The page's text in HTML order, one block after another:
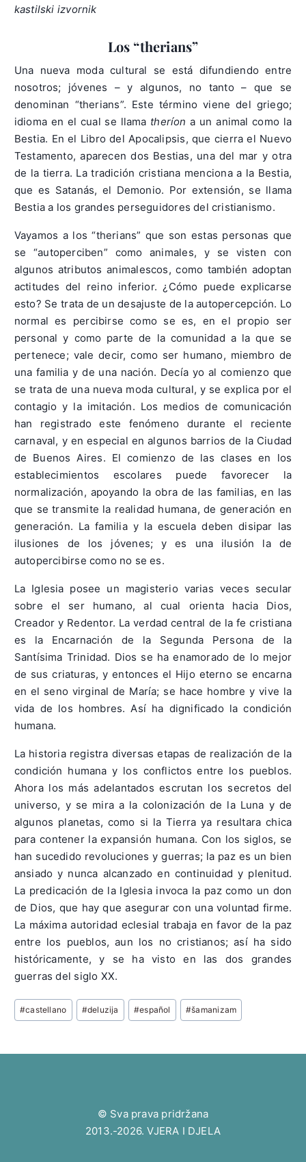
kastilski izvornik
Los “therians”
Una nueva moda cultural se está difundiendo entre
nosotros; jóvenes – y algunos, no tanto – que se
denominan “therians”. Este término viene del griego;
idioma en el cual se llama theríon a un animal como la
Bestia. En el Libro del Apocalipsis, que cierra el Nuevo
Testamento, aparecen dos Bestias, una del mar y otra
de la tierra. La tradición cristiana menciona a la Bestia,
que es Satanás, el Demonio. Por extensión, se llama
Bestia a los grandes perseguidores del cristianismo.
Vayamos a los “therians” que son estas personas que
se “autoperciben” como animales, y se visten con
algunos atributos animalescos, como también adoptan
actitudes del reino inferior. ¿Cómo puede explicarse
esto? Se trata de un desajuste de la autopercepción. Lo
normal es percibirse como se es, en el propio ser
personal y como parte de la comunidad a la que se
pertenece; vale decir, como ser humano, miembro de
una familia y de una nación. Decía yo al comienzo que
se trata de una nueva moda cultural, y se explica por el
contagio y la imitación. Los medios de comunicación
han registrado este fenómeno durante el reciente
carnaval, y en especial en algunos barrios de la Ciudad
de Buenos Aires. El comienzo de las clases en los
establecimientos escolares puede favorecer la
normalización, apoyando la obra de las familias, en las
que se transmite la realidad humana, de generación en
generación. La familia y la escuela deben disipar las
ilusiones de los jóvenes; y es una ilusión la de
autopercibirse como no se es.
La Iglesia posee un magisterio varias veces secular
sobre el ser humano, al cual orienta hacia Dios,
Creador y Redentor. La verdad central de la fe cristiana
es la Encarnación de la Segunda Persona de la
Santísima Trinidad. Dios se ha enamorado de lo mejor
de sus criaturas, y entonces el Hijo eterno se encarna
en el seno virginal de María; se hace hombre y vive la
vida de los hombres. Así ha dignificado la condición
humana.
La historia registra diversas etapas de realización de la
condición humana y los conflictos entre los pueblos.
Ahora los más adelantados escrutan los secretos del
universo, y se mira a la colonización de la Luna y de
algunos planetas, como si la Tierra ya resultara chica
para contener la expansión humana. Con los siglos, se
han sucedido revoluciones y guerras; la paz es un bien
ansiado y nunca alcanzado en continuidad y plenitud.
La predicación de la Iglesia invoca la paz como un don
de Dios, que hay que asegurar con una voluntad firme.
La máxima autoridad eclesial trabaja en favor de la paz
entre los pueblos, aun los no cristianos; así ha sido
históricamente, y se ha visto en las dos grandes
guerras del siglo XX.
Post
Tags:
#castellano #deluzija #español #šamanizam
© Sva prava pridržana
2013.-2026. VJERA I DJELA